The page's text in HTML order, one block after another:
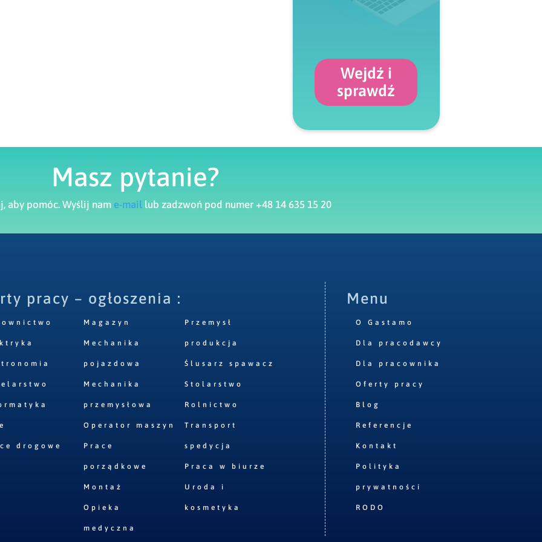
Wejdź i
sprawdź
Masz pytanie?
aby pomóc. Wyślij nam e-mail lub zadzwoń pod numer +48 14 635 15 20
pracy – ogłoszenia :
drogowe
Magazyn
Mechanika
pojazdowa
Mechanika
przemysłowa
Operator maszyn
Prace
porządkowe
Montaż
Opieka
medyczna
Przemysł
produkcja
Ślusarz spawacz
Stolarstwo
Rolnictwo
Transport
spedycja
Praca w biurze
Uroda i
kosmetyka
Menu
O Gastamo
Dla pracodawcy
Dla pracownika
Oferty pracy
Blog
Referencje
Kontakt
Polityka
prywatności
RODO